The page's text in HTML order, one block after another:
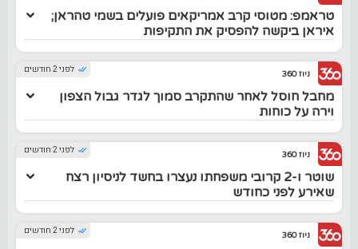
טראמפ: מטוסי קרב אמריקאים פועלים בשמי טהראן;
איראן ביקשה להפסיק את התקיפות
לפני 2 חודשים ניוז 360
מחבל חוסל לאחר שהתקרב סמוך לגדר גבול הצפון
וירה על כוחות
לפני 2 חודשים ניוז 360
שוטר ו-2 קרובי משפחתו נעצרו בחשד לניסיון רצח
שאירע לפני כחודש
לפני 2 חודשים ניוז 360